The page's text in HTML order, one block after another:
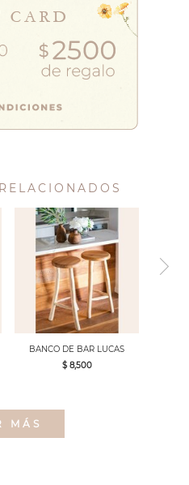
BANCO DE BAR LUCAS
$ 8,500
MÁS